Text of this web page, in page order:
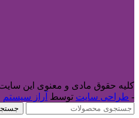
کلیه حقوق مادی و معنوی این
- طراحی سایت توسط آراز سیستم